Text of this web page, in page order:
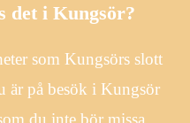
det i Kungsör?
som Kungsörs slott
är på besök i Kungsör
du inte bör missa.